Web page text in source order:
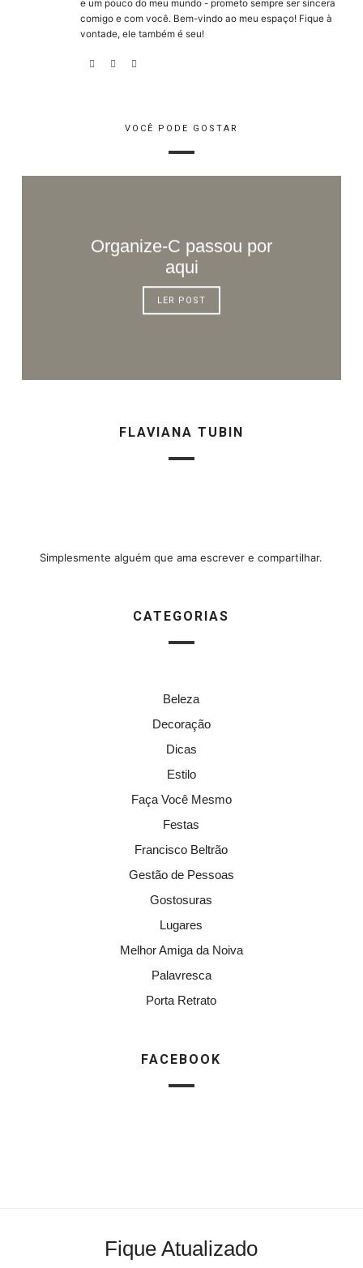
e um pouco do meu mundo - prometo sempre ser sincera
comigo e com você. Bem-vindo ao meu espaço! Fique à
vontade, ele também é seu!
VOCÊ PODE GOSTAR
Organize-C passou por
aqui
LER POST
FLAVIANA TUBIN
Simplesmente alguém que ama escrever e compartilhar.
CATEGORIAS
Beleza
Decoração
Dicas
Estilo
Faça Você Mesmo
Festas
Francisco Beltrão
Gestão de Pessoas
Gostosuras
Lugares
Melhor Amiga da Noiva
Palavresca
Porta Retrato
FACEBOOK
Fique Atualizado